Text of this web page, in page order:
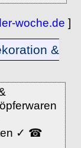
woche.de ]
&
✓ ☎